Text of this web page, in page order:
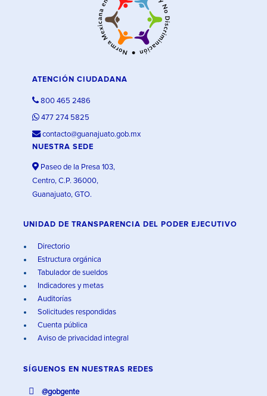
ATENCIÓN CIUDADANA
800 465 2486
477 274 5825
contacto@guanajuato.gob.mx
NUESTRA SEDE
Paseo de la Presa 103,
Centro, C.P. 36000,
Guanajuato, GTO.
UNIDAD DE TRANSPARENCIA DEL PODER EJECUTIVO
Directorio
Estructura orgánica
Tabulador de sueldos
Indicadores y metas
Auditorías
Solicitudes respondidas
Cuenta pública
Aviso de privacidad integral
SÍGUENOS EN NUESTRAS REDES
@gobgente